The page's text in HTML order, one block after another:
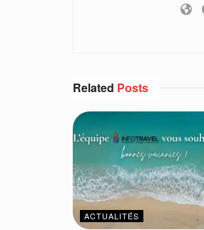
Related Posts
ACTUALITÉS